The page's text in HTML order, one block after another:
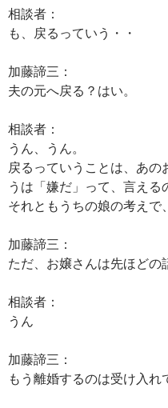
相談者：
も、戻るっていう・・
加藤諦三：
夫の元へ戻る？はい。
相談者：
うん、うん。
戻るっていうことは、あの
うは「嫌だ」って、言える
それともうちの娘の考えで
加藤諦三：
ただ、お嬢さんは先ほどの
相談者：
うん
加藤諦三：
もう離婚するのは受け入れ